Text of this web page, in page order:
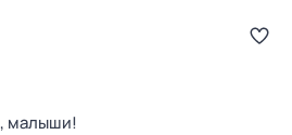
малыши!